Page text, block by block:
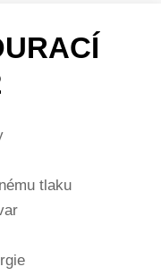
tlaku